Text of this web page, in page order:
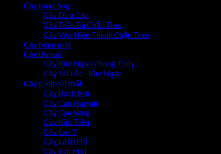
Cây ban công
Cây Dừa Cạn
Cây Trầu Bà Chậu Treo
Cây Vạn Niên Thanh Chậu Treo
Cây bóng mát
Cây Bonsai
Cây Kim Ngân Phong Thủy
Cây Tài Lộc - Kim Ngân
Cây cảnh nội thất
Cây Bạch Mã
Cây Cau Hawaii
Cây Cau Vàng
Cây Kim Tiền
Cây Lan Ý
Cây Lưỡi Hổ
Cây Son Môi